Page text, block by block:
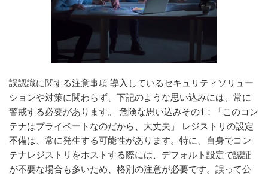
誤認識に関する注意事項 導入しているセキュリティソリュー
ションや対策に関わらず、下記のような思い込みには、常に
警戒する必要があります。 危険な思い込みその1：「このコン
テナはプライベートなのだから、大丈夫」 レジストリの設定
不備は、常に発生する可能性があります。特に、自身でコン
テナレジストリをホストする際には、デフォルト設定で認証
が不要な場合も多いため、格別の注意が必要です。誤って公